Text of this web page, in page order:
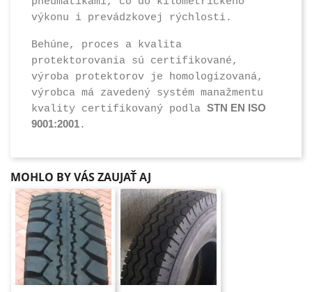
výkonu i prevádzkovej rýchlosti.
Behúne, proces a kvalita
protektorovania sú certifikované,
výroba protektorov je homologizovaná,
výrobca má zavedený systém manažmentu
kvality certifikovaný podla STN EN ISO
9001:2001.
MOHLO BY VÁS ZAUJAŤ AJ